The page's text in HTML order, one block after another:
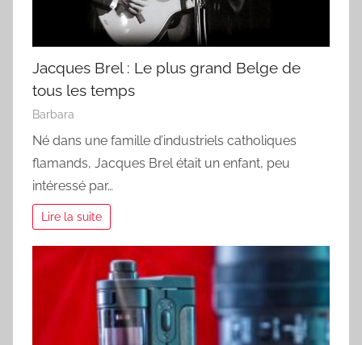
Jacques Brel : Le plus grand Belge de
tous les temps
Barbara
Né dans une famille d’industriels catholiques
flamands, Jacques Brel était un enfant, peu
intéressé par…
Lire la suite